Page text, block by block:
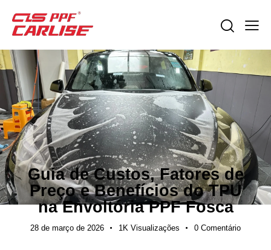
GUIAS DE EXPORTAÇÃO
Guia de Custos, Fatores de
Preço e Benefícios do TPU
na Envoltória PPF Fosca
28 de março de 2026 1K Visualizações 0 Comentário